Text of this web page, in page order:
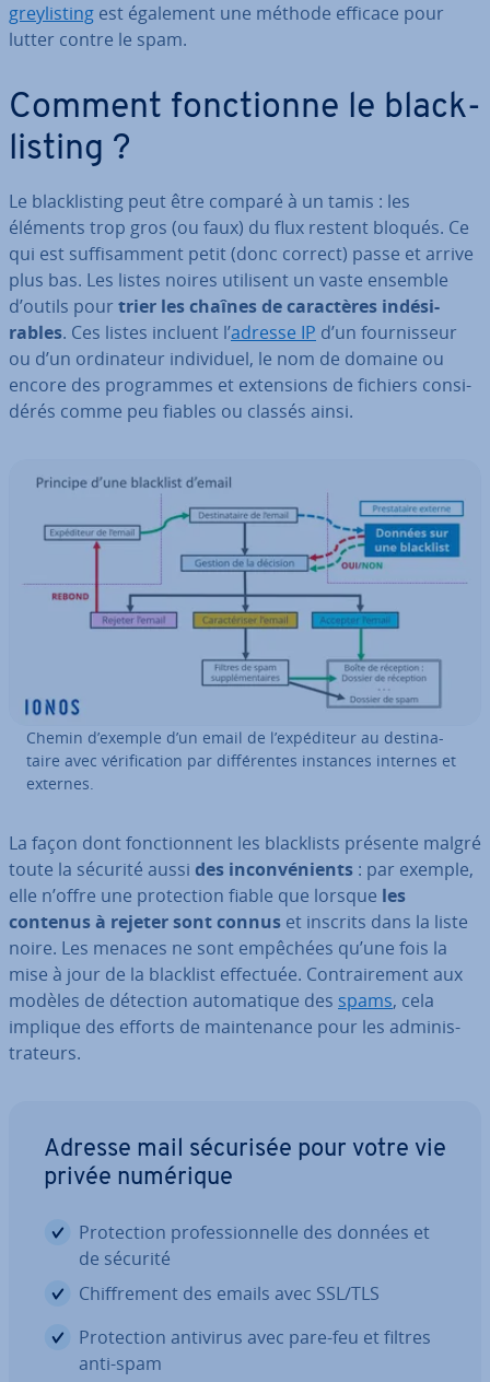
grey­lis­ting est également une méthode efficace pour
lutter contre le spam.
Comment fonc­tionne le bla­ck­
lis­ting ?
Le bla­ck­lis­ting peut être comparé à un tamis : les
éléments trop gros (ou faux) du flux restent bloqués. Ce
qui est suf­fi­sam­ment petit (donc correct) passe et arrive
plus bas. Les listes noires utilisent un vaste ensemble
d’outils pour trier les chaînes de ca­rac­tères in­dé­si­
rables. Ces listes incluent l’adresse IP d’un four­nis­seur
ou d’un or­di­na­teur in­di­vi­duel, le nom de domaine ou
encore des pro­grammes et ex­ten­sions de fichiers con­si­
dé­rés comme peu fiables ou classés ainsi.
Chemin d’exemple d’un email de l’ex­pé­di­teur au des­ti­na­
taire avec vé­ri­fi­ca­tion par dif­fé­rentes instances internes et
externes.
La façon dont fonc­tion­nent les bla­ck­lists présente malgré
toute la sécurité aussi des in­con­vé­nients : par exemple,
elle n’offre une pro­tec­tion fiable que lorsque les
contenus à rejeter sont connus et inscrits dans la liste
noire. Les menaces ne sont empêchées qu’une fois la
mise à jour de la blacklist effectuée. Con­trai­re­ment aux
modèles de détection au­to­ma­tique des spams, cela
implique des efforts de main­te­nance pour les ad­mi­nis­
tra­teurs.
Adresse mail sécurisée pour votre vie
privée numérique
Pro­tec­tion pro­fes­sion­nelle des données et
de sécurité
Chif­fre­ment des emails avec SSL/TLS
Pro­tec­tion antivirus avec pare-feu et filtres
anti-spam